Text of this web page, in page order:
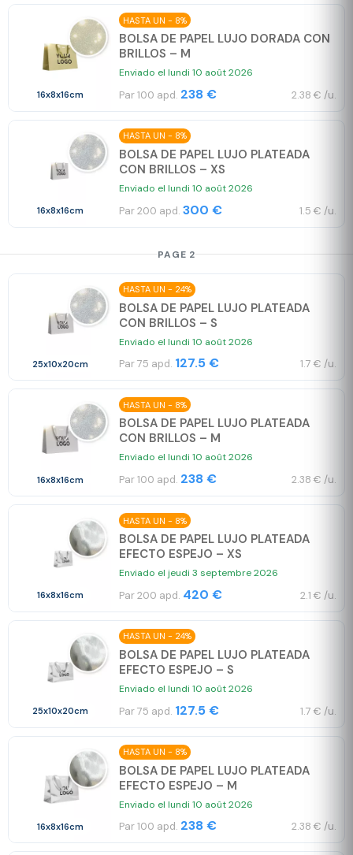
16x8x16cm
HASTA UN - 8%
BOLSA DE PAPEL LUJO DORADA CON
BRILLOS – M
Enviado el lundi 10 août 2026
Par 100 apd. 238 € 2.38 € /u.
16x8x16cm
HASTA UN - 8%
BOLSA DE PAPEL LUJO PLATEADA
CON BRILLOS – XS
Enviado el lundi 10 août 2026
Par 200 apd. 300 € 1.5 € /u.
PAGE 2
25x10x20cm
HASTA UN - 24%
BOLSA DE PAPEL LUJO PLATEADA
CON BRILLOS – S
Enviado el lundi 10 août 2026
Par 75 apd. 127.5 € 1.7 € /u.
16x8x16cm
HASTA UN - 8%
BOLSA DE PAPEL LUJO PLATEADA
CON BRILLOS – M
Enviado el lundi 10 août 2026
Par 100 apd. 238 € 2.38 € /u.
16x8x16cm
HASTA UN - 8%
BOLSA DE PAPEL LUJO PLATEADA
EFECTO ESPEJO – XS
Enviado el jeudi 3 septembre 2026
Par 200 apd. 420 € 2.1 € /u.
25x10x20cm
HASTA UN - 24%
BOLSA DE PAPEL LUJO PLATEADA
EFECTO ESPEJO – S
Enviado el lundi 10 août 2026
Par 75 apd. 127.5 € 1.7 € /u.
16x8x16cm
HASTA UN - 8%
BOLSA DE PAPEL LUJO PLATEADA
EFECTO ESPEJO – M
Enviado el lundi 10 août 2026
Par 100 apd. 238 € 2.38 € /u.